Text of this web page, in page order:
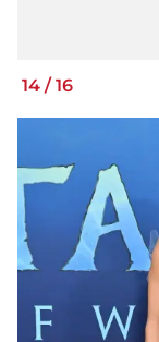
14 /16